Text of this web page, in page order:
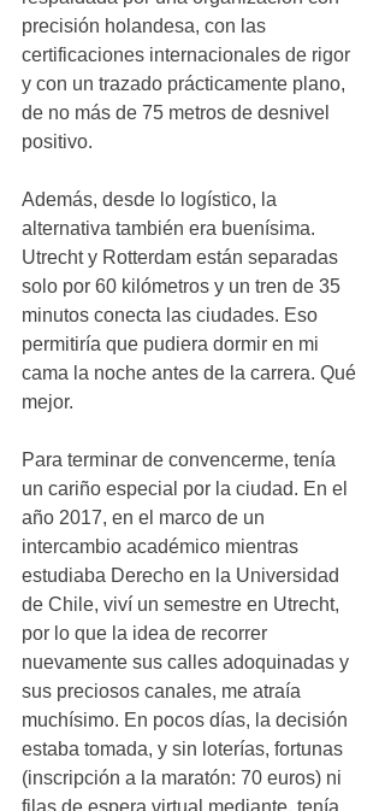
precisión holandesa, con las
certificaciones internacionales de rigor
y con un trazado prácticamente plano,
de no más de 75 metros de desnivel
positivo.
Además, desde lo logístico, la
alternativa también era buenísima.
Utrecht y Rotterdam están separadas
solo por 60 kilómetros y un tren de 35
minutos conecta las ciudades. Eso
permitiría que pudiera dormir en mi
cama la noche antes de la carrera. Qué
mejor.
Para terminar de convencerme, tenía
un cariño especial por la ciudad. En el
año 2017, en el marco de un
intercambio académico mientras
estudiaba Derecho en la Universidad
de Chile, viví un semestre en Utrecht,
por lo que la idea de recorrer
nuevamente sus calles adoquinadas y
sus preciosos canales, me atraía
muchísimo. En pocos días, la decisión
estaba tomada, y sin loterías, fortunas
(inscripción a la maratón: 70 euros) ni
filas de espera virtual mediante, tenía